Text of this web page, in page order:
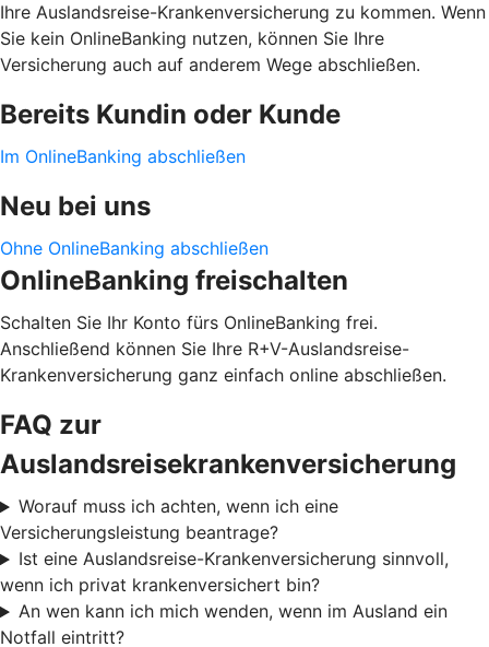
Ihre Auslandsreise-Krankenversicherung zu kommen. Wenn
Sie kein OnlineBanking nutzen, können Sie Ihre
Versicherung auch auf anderem Wege abschließen.
Bereits Kundin oder Kunde
Im OnlineBanking abschließen
Neu bei uns
Ohne OnlineBanking abschließen
OnlineBanking freischalten
Schalten Sie Ihr Konto fürs OnlineBanking frei.
Anschließend können Sie Ihre R+V-Auslandsreise-
Krankenversicherung ganz einfach online abschließen.
FAQ zur
Auslandsreisekrankenversicherung
Worauf muss ich achten, wenn ich eine
Versicherungsleistung beantrage?
Ist eine Auslandsreise-Krankenversicherung sinnvoll,
wenn ich privat krankenversichert bin?
An wen kann ich mich wenden, wenn im Ausland ein
Notfall eintritt?